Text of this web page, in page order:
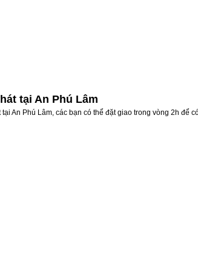
tại An Phú Lâm
tại An Phú Lâm, các bạn có thể đặt giao trong vòng 2h để